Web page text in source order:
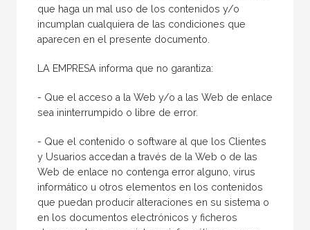
que haga un mal uso de los contenidos y/o
incumplan cualquiera de las condiciones que
aparecen en el presente documento.
LA EMPRESA informa que no garantiza:
- Que el acceso a la Web y/o a las Web de enlace
sea ininterrumpido o libre de error.
- Que el contenido o software al que los Clientes
y Usuarios accedan a través de la Web o de las
Web de enlace no contenga error alguno, virus
informático u otros elementos en los contenidos
que puedan producir alteraciones en su sistema o
en los documentos electrónicos y ficheros